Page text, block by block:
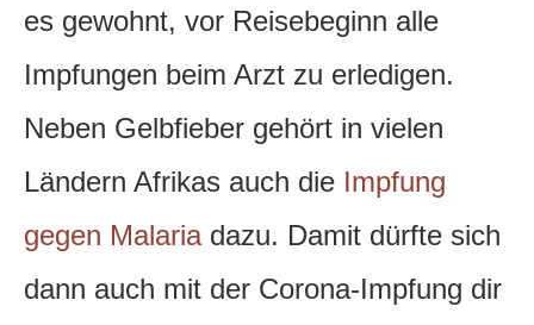
es gewohnt, vor Reisebeginn alle
Impfungen beim Arzt zu erledigen.
Neben Gelbfieber gehört in vielen
Ländern Afrikas auch die Impfung
gegen Malariadazu. Damit dürfte sich
dann auch mit der Corona-Impfung dir